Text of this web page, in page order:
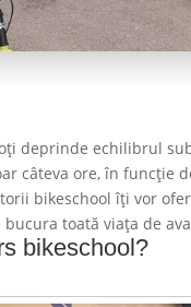
deprinde echilibrul
câteva ore, în funcție
bikeschool îți vor
toată viața de
bikeschool?